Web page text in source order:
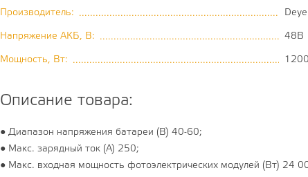
Производитель: Deye
Напряжение АКБ, В: 48В
Мощность, Вт:
Описание товара:
● Диапазон напряжения батареи (В) 40-60;
● Макс. зарядный ток (А) 250;
● Макс. входная мощность фотоэлектрических модулей (Вт) 24